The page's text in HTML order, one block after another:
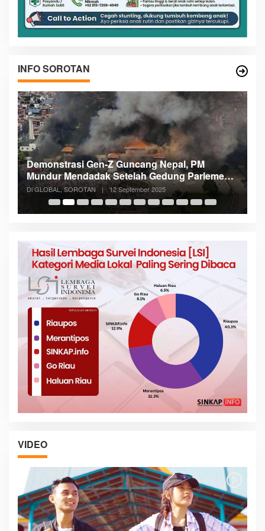
INFO SOROTAN
Demonstrasi Gen-Z Guncang Nepal, PM
Mundur Mendadak Setelah Gedung Parlemen
Dibakar
Di GLOBAL, SOROTAN | 12 September 2025
VIDEO